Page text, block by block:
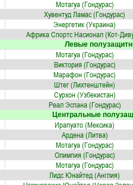
Мотагуа (Гондурас)
Хувентуд Ламас (Гондурас)
Энергетик (Украина)
Африка Спортс Насионал (Кот-
Левые
Мотагуа (Гондурас)
Виктория (Гондурас)
Марафон (Гондурас)
Штег (Лихтенштейн)
Сурхон (Узбекистан)
Реал Эспана (Гондурас)
Центральные
Ирапуато (Мексика)
Ардена (Литва)
Мотагуа (Гондурас)
Олимпия (Гондурас)
Мотагуа (Гондурас)
Лидс Юнайтед (Англия)